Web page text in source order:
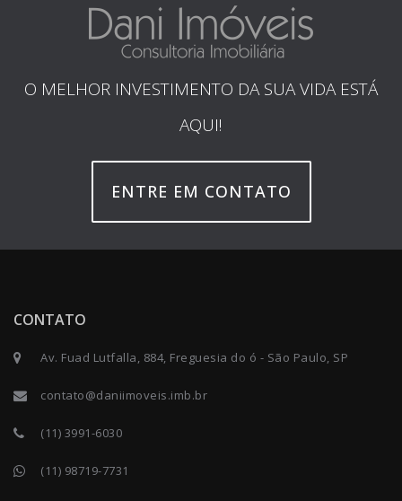
O MELHOR INVESTIMENTO DA SUA VIDA ESTÁ
AQUI!
ENTRE EM CONTATO
CONTATO
Av. Fuad Lutfalla, 884, Freguesia do ó - São Paulo, SP
contato@daniimoveis.imb.br
(11) 3991-6030
(11) 98719-7731